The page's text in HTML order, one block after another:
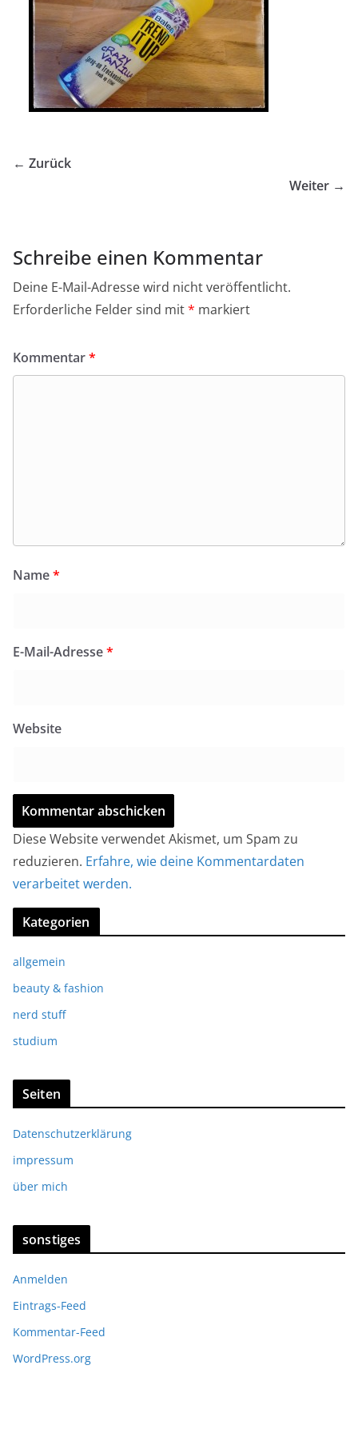
← Zurück
Weiter →
Schreibe einen Kommentar
Deine E-Mail-Adresse wird nicht veröffentlicht.
Erforderliche Felder sind mit* markiert
Kommentar*
Name*
E-Mail-Adresse*
Website
Diese Website verwendet Akismet, um Spam zu
reduzieren. Erfahre, wie deine Kommentardaten
verarbeitet werden.
Kategorien
allgemein
beauty & fashion
nerd stuff
studium
Seiten
Datenschutzerklärung
impressum
über mich
sonstiges
Anmelden
Eintrags-Feed
Kommentar-Feed
WordPress.org